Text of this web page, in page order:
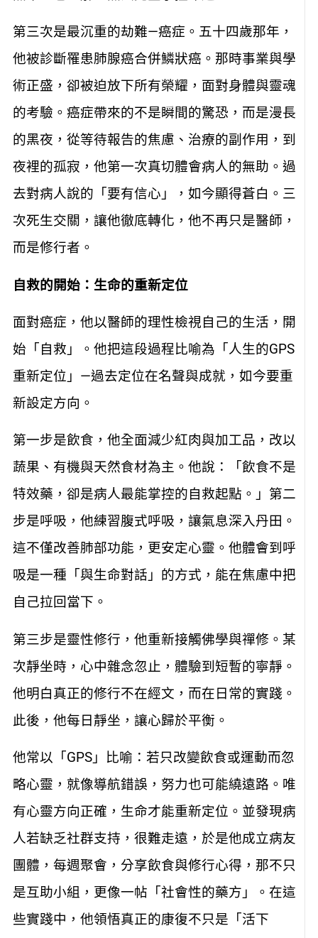
第三次是最沉重的劫難—癌症。五十四歲那年，
他被診斷罹患肺腺癌合併鱗狀癌。那時事業與學
術正盛，卻被迫放下所有榮耀，面對身體與靈魂
的考驗。癌症帶來的不是瞬間的驚恐，而是漫長
的黑夜，從等待報告的焦慮、治療的副作用，到
夜裡的孤寂，他第一次真切體會病人的無助。過
去對病人說的「要有信心」，如今顯得蒼白。三
次死生交關，讓他徹底轉化，他不再只是醫師，
而是修行者。
自救的開始：生命的重新定位
面對癌症，他以醫師的理性檢視自己的生活，開
始「自救」。他把這段過程比喻為「人生的GPS
重新定位」—過去定位在名聲與成就，如今要重
新設定方向。
第一步是飲食，他全面減少紅肉與加工品，改以
蔬果、有機與天然食材為主。他說：「飲食不是
特效藥，卻是病人最能掌控的自救起點。」第二
步是呼吸，他練習腹式呼吸，讓氣息深入丹田。
這不僅改善肺部功能，更安定心靈。他體會到呼
吸是一種「與生命對話」的方式，能在焦慮中把
自己拉回當下。
第三步是靈性修行，他重新接觸佛學與禪修。某
次靜坐時，心中雜念忽止，體驗到短暫的寧靜。
他明白真正的修行不在經文，而在日常的實踐。
此後，他每日靜坐，讓心歸於平衡。
他常以「GPS」比喻：若只改變飲食或運動而忽
略心靈，就像導航錯誤，努力也可能繞遠路。唯
有心靈方向正確，生命才能重新定位。並發現病
人若缺乏社群支持，很難走遠，於是他成立病友
團體，每週聚會，分享飲食與修行心得，那不只
是互助小組，更像一帖「社會性的藥方」。在這
些實踐中，他領悟真正的康復不只是「活下